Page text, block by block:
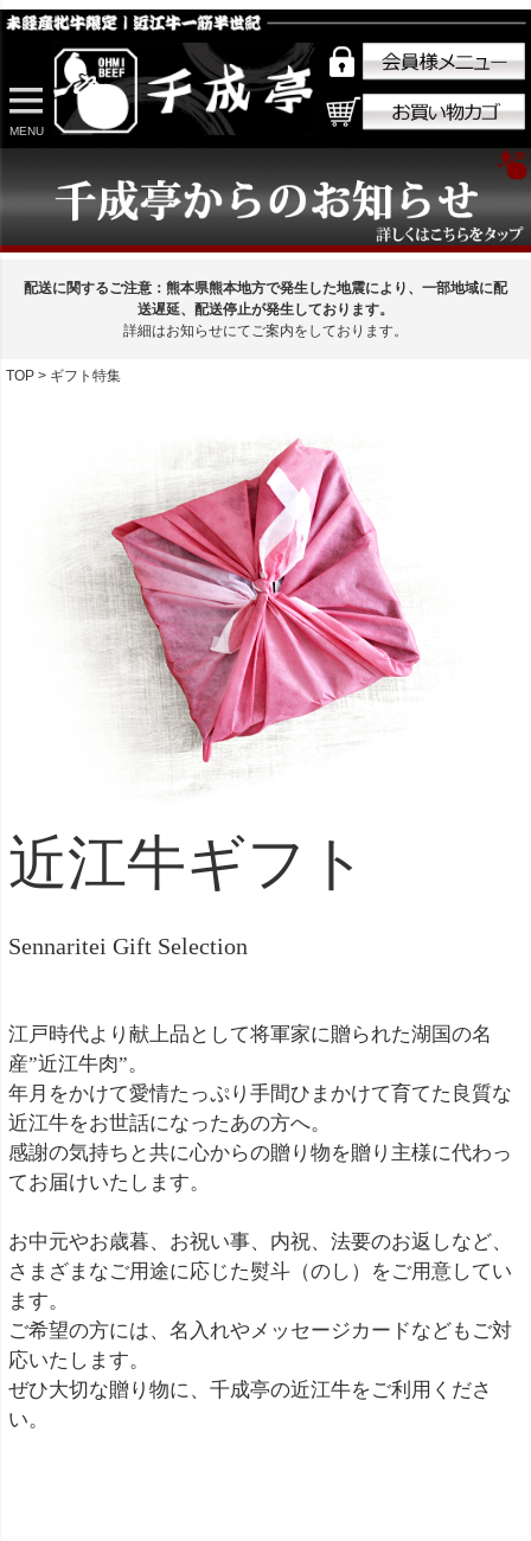
MENU
配送に関するご注意：熊本県熊本地方で発生した地震により、一部地域に配
送遅延、配送停止が発生しております。
詳細はお知らせにてご案内をしております。
TOP ギフト特集
近江牛ギフト
Sennaritei Gift Selection
江戸時代より献上品として将軍家に贈られた湖国の名
産”近江牛肉”。
年月をかけて愛情たっぷり手間ひまかけて育てた良質な
近江牛をお世話になったあの方へ。
感謝の気持ちと共に心からの贈り物を贈り主様に代わっ
てお届けいたします。
お中元やお歳暮、お祝い事、内祝、法要のお返しなど、
さまざまなご用途に応じた熨斗（のし）をご用意してい
ます。
ご希望の方には、名入れやメッセージカードなどもご対
応いたします。
ぜひ大切な贈り物に、千成亭の近江牛をご利用くださ
い。